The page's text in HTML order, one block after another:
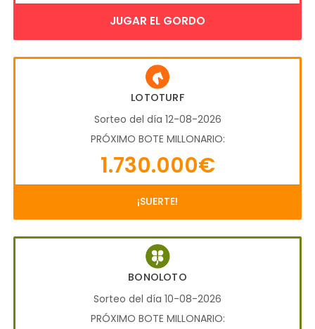
JUGAR EL GORDO
LOTOTURF
Sorteo del día 12-08-2026
PRÓXIMO BOTE MILLONARIO:
1.730.000€
¡SUERTE!
BONOLOTO
Sorteo del día 10-08-2026
PRÓXIMO BOTE MILLONARIO: